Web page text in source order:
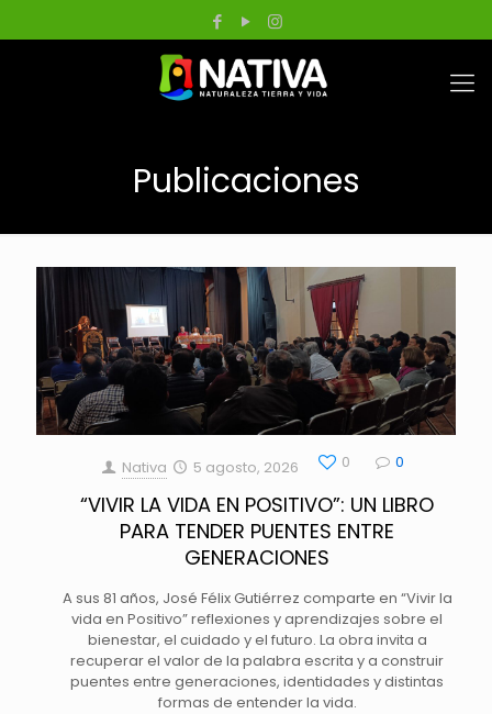
Publicaciones
Nativa 5 agosto, 2026 0 0
“VIVIR LA VIDA EN POSITIVO”: UN LIBRO
PARA TENDER PUENTES ENTRE
GENERACIONES
A sus 81 años, José Félix Gutiérrez comparte en “Vivir la
vida en Positivo” reflexiones y aprendizajes sobre el
bienestar, el cuidado y el futuro. La obra invita a
recuperar el valor de la palabra escrita y a construir
puentes entre generaciones, identidades y distintas
formas de entender la vida.